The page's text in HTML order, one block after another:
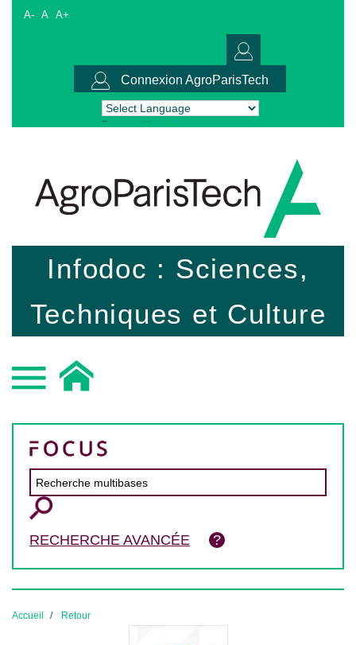
A- A A+
Connexion AgroParisTech
Powered by Translate
Infodoc : Sciences,
Techniques et Culture
RECHERCHE AVANCÉE
Accueil Retour